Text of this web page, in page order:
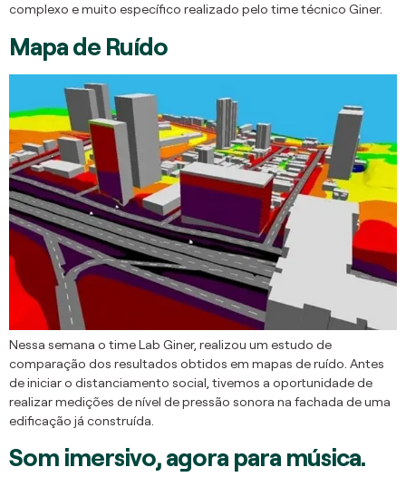
complexo e muito específico realizado pelo time técnico Giner.
Mapa de Ruído
Nessa semana o time Lab Giner, realizou um estudo de
comparação dos resultados obtidos em mapas de ruído. Antes
de iniciar o distanciamento social, tivemos a oportunidade de
realizar medições de nível de pressão sonora na fachada de uma
edificação já construída.
Som imersivo, agora para música.